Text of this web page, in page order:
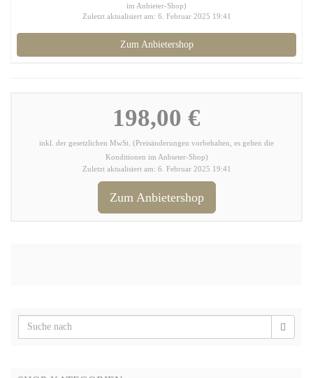
im Anbieter-Shop)
Zuletzt aktualisiert am: 6. Februar 2025 19:41
Zum Anbietershop
198,00 €
inkl. der gesetzlichen MwSt. (Preisänderungen vorbehalten, es gelten die
Konditionen im Anbieter-Shop)
Zuletzt aktualisiert am: 6. Februar 2025 19:41
Zum Anbietershop